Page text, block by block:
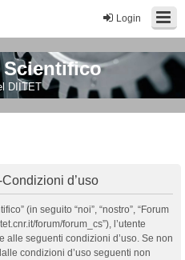
Login
DIITET
d’uso
(in seguito “noi”, “nostro”, “Forum
forum/forum_cs”), l’utente
alle seguenti condizioni d’uso. Se non
condizioni d’uso seguenti non